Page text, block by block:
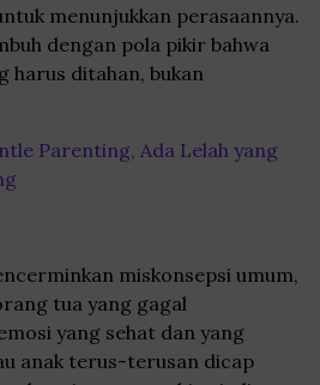
menunjukkan perasaannya.
dengan pola pikir bahwa
harus ditahan, bukan
Parenting, Ada Lelah yang
miskonsepsi umum,
tua yang gagal
yang sehat dan yang
anak terus-terusan dicap